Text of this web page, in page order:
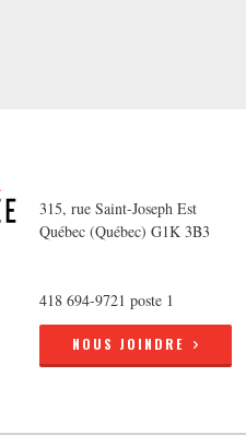
315, rue Saint-Joseph Est
Québec (Québec) G1K 3B3
418 694-9721 poste 1
NOUS JOINDRE